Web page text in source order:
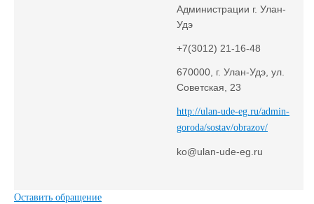
Администрации г. Улан-
Удэ
+7(3012) 21-16-48
670000, г. Улан-Удэ, ул.
Советская, 23
http://ulan-ude-eg.ru/admin-
goroda/sostav/obrazov/
ko@ulan-ude-eg.ru
Оставить обращение